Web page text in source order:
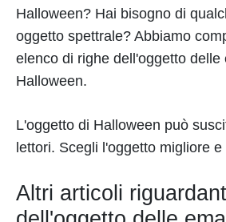
Halloween? Hai bisogno di
oggetto spettrale? Abbiamo
elenco di righe dell'oggetto delle
Halloween.
L'oggetto di Halloween può
lettori. Scegli l'oggetto migliore
Altri articoli